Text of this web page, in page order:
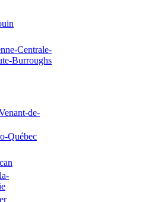
Centrale-
Burroughs
de-
Québec